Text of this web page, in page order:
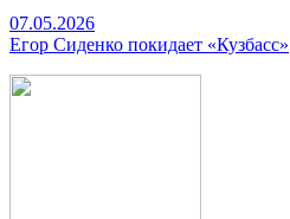
07.05.2026
Егор Сиденко покидает «Кузбасс»